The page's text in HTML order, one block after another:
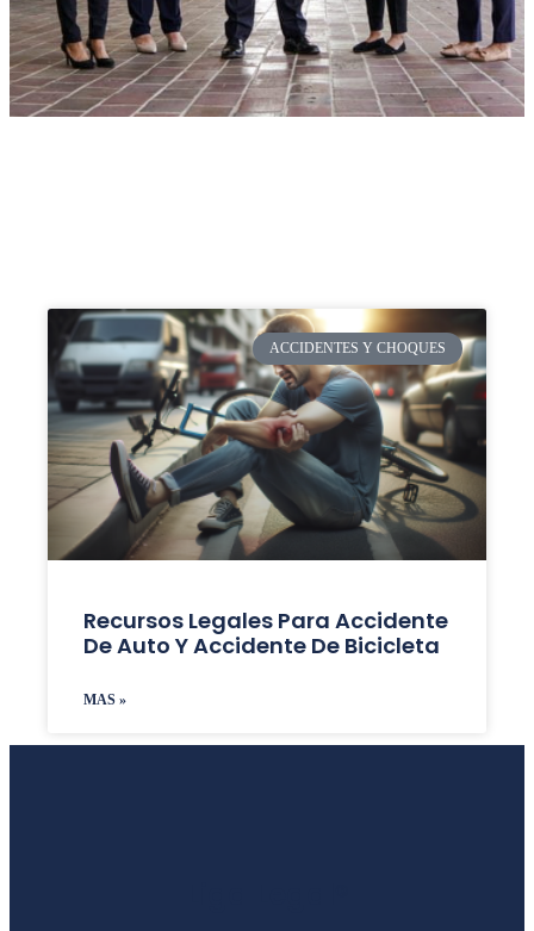
ACCIDENTES Y CHOQUES
Recursos Legales Para Accidente
De Auto Y Accidente De Bicicleta
MAS »